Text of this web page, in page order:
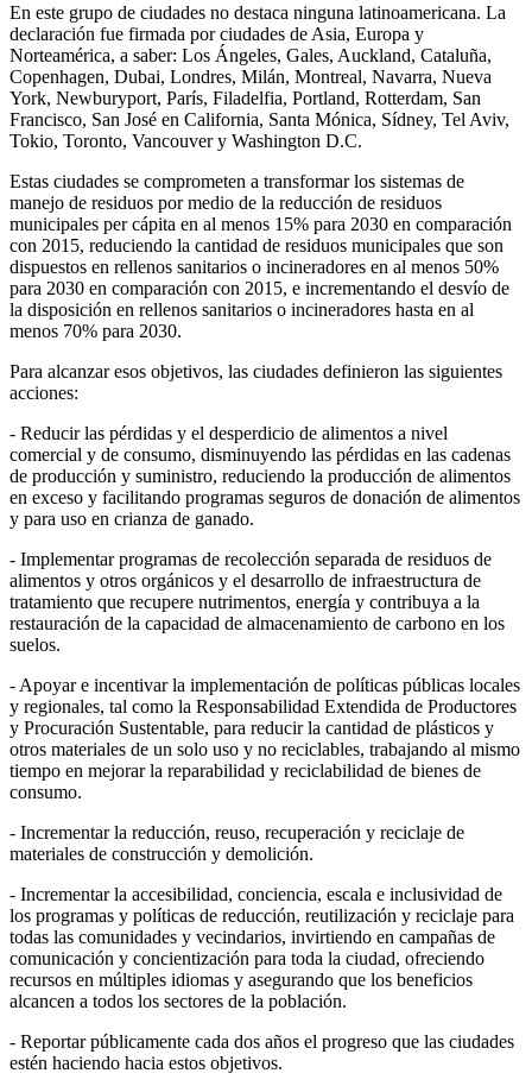
En este grupo de ciudades no destaca ninguna latinoamericana. La
declaración fue firmada por ciudades de Asia, Europa y
Norteamérica, a saber: Los Ángeles, Gales, Auckland, Cataluña,
Copenhagen, Dubai, Londres, Milán, Montreal, Navarra, Nueva
York, Newburyport, París, Filadelfia, Portland, Rotterdam, San
Francisco, San José en California, Santa Mónica, Sídney, Tel Aviv,
Tokio, Toronto, Vancouver y Washington D.C.
Estas ciudades se comprometen a transformar los sistemas de
manejo de residuos por medio de la reducción de residuos
municipales per cápita en al menos 15% para 2030 en comparación
con 2015, reduciendo la cantidad de residuos municipales que son
dispuestos en rellenos sanitarios o incineradores en al menos 50%
para 2030 en comparación con 2015, e incrementando el desvío de
la disposición en rellenos sanitarios o incineradores hasta en al
menos 70% para 2030.
Para alcanzar esos objetivos, las ciudades definieron las siguientes
acciones:
- Reducir las pérdidas y el desperdicio de alimentos a nivel
comercial y de consumo, disminuyendo las pérdidas en las cadenas
de producción y suministro, reduciendo la producción de alimentos
en exceso y facilitando programas seguros de donación de alimentos
y para uso en crianza de ganado.
- Implementar programas de recolección separada de residuos de
alimentos y otros orgánicos y el desarrollo de infraestructura de
tratamiento que recupere nutrimentos, energía y contribuya a la
restauración de la capacidad de almacenamiento de carbono en los
suelos.
- Apoyar e incentivar la implementación de políticas públicas locales
y regionales, tal como la Responsabilidad Extendida de Productores
y Procuración Sustentable, para reducir la cantidad de plásticos y
otros materiales de un solo uso y no reciclables, trabajando al mismo
tiempo en mejorar la reparabilidad y reciclabilidad de bienes de
consumo.
- Incrementar la reducción, reuso, recuperación y reciclaje de
materiales de construcción y demolición.
- Incrementar la accesibilidad, conciencia, escala e inclusividad de
los programas y políticas de reducción, reutilización y reciclaje para
todas las comunidades y vecindarios, invirtiendo en campañas de
comunicación y concientización para toda la ciudad, ofreciendo
recursos en múltiples idiomas y asegurando que los beneficios
alcancen a todos los sectores de la población.
- Reportar públicamente cada dos años el progreso que las ciudades
estén haciendo hacia estos objetivos.